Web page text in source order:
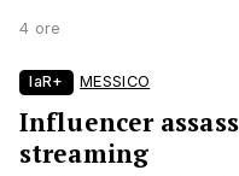
4 ore
laR+ MESSICO
Influencer
streaming